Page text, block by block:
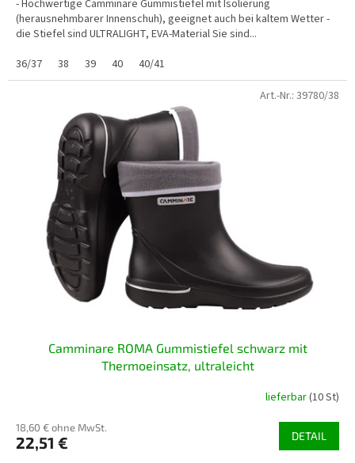
- Hochwertige Camminare Gummistiefel mit Isolierung
(herausnehmbarer Innenschuh), geeignet auch bei kaltem Wetter -
die Stiefel sind ULTRALIGHT, EVA-Material Sie sind...
36/37
38 39 40 40/41
Camminare ROMA Gummistiefel schwarz mit
Thermoeinsatz, ultraleicht
lieferbar(10 St)
18,60 € ohne MwSt.
22,51 € DETAIL
Art.-Nr.: 39780/38